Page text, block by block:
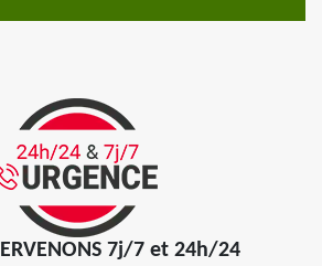
7j/7 et 24h/24